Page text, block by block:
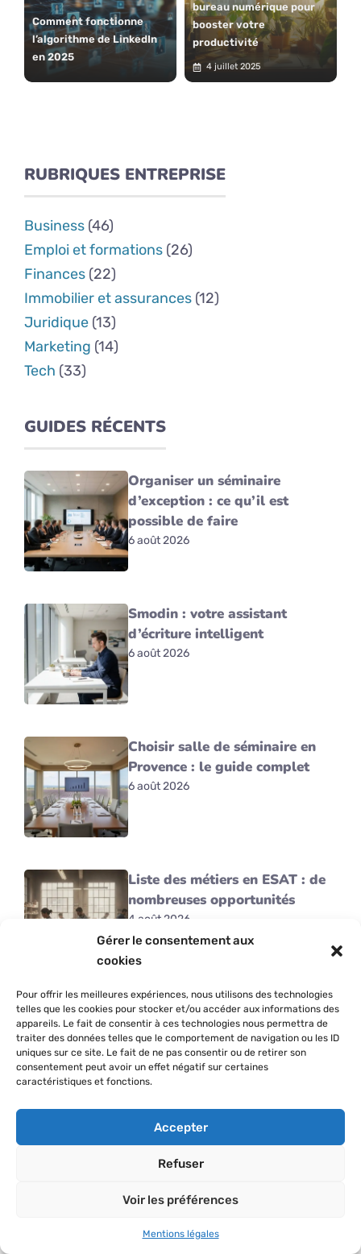
Gérer le consentement aux
cookies
Pour offrir les meilleures expériences, nous utilisons des technologies
telles que les cookies pour stocker et/ou accéder aux informations des
appareils. Le fait de consentir à ces technologies nous permettra de
traiter des données telles que le comportement de navigation ou les ID
uniques sur ce site. Le fait de ne pas consentir ou de retirer son
consentement peut avoir un effet négatif sur certaines
caractéristiques et fonctions.
Accepter
Refuser
Voir les préférences
Mentions légales
Comment fonctionne
l’algorithme de LinkedIn
en 2025
bureau numérique pour
booster votre
productivité
4 juillet 2025
RUBRIQUES ENTREPRISE
Business (46)
Emploi et formations (26)
Finances (22)
Immobilier et assurances (12)
Juridique (13)
Marketing (14)
Tech (33)
GUIDES RÉCENTS
Organiser un séminaire
d’exception : ce qu’il est
possible de faire
6 août 2026
Smodin : votre assistant
d’écriture intelligent
6 août 2026
Choisir salle de séminaire en
Provence : le guide complet
6 août 2026
Liste des métiers en ESAT : de
nombreuses opportunités
4 août 2026
Formation ambulancier
gratuite : toutes les solutions
possibles
4 août 2026
CV webmaster : ce qui est bon
pour vous